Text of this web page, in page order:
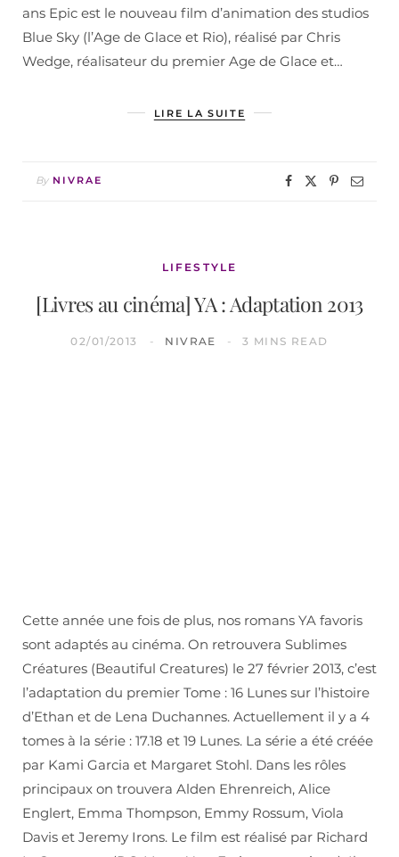
ans Epic est le nouveau film d’animation des studios
Blue Sky (l’Age de Glace et Rio), réalisé par Chris
Wedge, réalisateur du premier Age de Glace et…
LIRE LA SUITE
By NIVRAE
LIFESTYLE
[Livres au cinéma] YA : Adaptation 2013
02/01/2013 NIVRAE 3 MINS READ
Cette année une fois de plus, nos romans YA favoris
sont adaptés au cinéma. On retrouvera Sublimes
Créatures (Beautiful Creatures) le 27 février 2013, c’est
l’adaptation du premier Tome : 16 Lunes sur l’histoire
d’Ethan et de Lena Duchannes. Actuellement il y a 4
tomes à la série : 17.18 et 19 Lunes. La série a été créée
par Kami Garcia et Margaret Stohl. Dans les rôles
principaux on trouvera Alden Ehrenreich, Alice
Englert, Emma Thompson, Emmy Rossum, Viola
Davis et Jeremy Irons. Le film est réalisé par Richard